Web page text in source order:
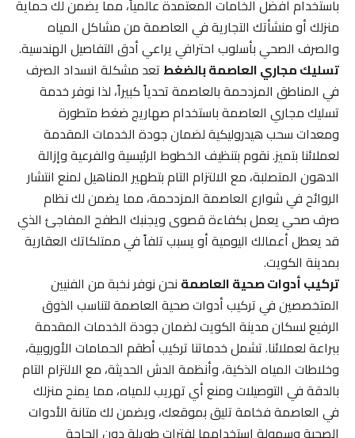
باستخدام أفضل الخامات المعتمدة عالمياً، مما يضمن لك حماية
منزلك أو منشأتك التجارية في العاصمة من مشاكل المياه
والصرف الصحي بأسلوب احترافي يراعي أدق التفاصيل الهندسية.
تسليك مجاري العاصمة بالضغطتعد مشكلة انسداد الصرف
في المناطق المزدحمة بالعاصمة تحدياً كبيراً، لذا نوفر خدمة
تسليك مجاري العاصمة باستخدام صهاريج ضغط متطورة
ومعدات سحب هيدروليكية لضمان جودة الخدمات المقدمة
لعملائنا بتميز. نقوم بتنظيف الخطوط الرئيسية والفرعية وإزالة
الدهون المتصلبة، مع الالتزام التام بتطهير المناهيل لمنع انتشار
الروائح في شوارع العاصمة المزدحمة، مما يضمن لك نظام
صرف صحي يعمل بكفاءة قصوى ويجنبك الطفح المفاجئ الذي
قد يعطل أعمالك اليومية أو يسبب تلفاً في ممتلكاتك العقارية
بمدينة الكويت.
تركيب أدوات صحية العاصمةنحن نوفر نخبة من الفنيين
المتخصصين في تركيب أدوات صحية العاصمة لتناسب الذوق
الرفيع لسكان مدينة الكويت لضمان جودة الخدمات المقدمة
ببراعة لعملائنا. تشمل خدماتنا تركيب أطقم الحمامات الأوروبية،
وخلاطات المياه الذكية، وأنظمة الدش الحديثة، مع الالتزام التام
بالدقة في التوصيلات ومنع أي تهريب للمياه، مما يمنح منزلك
في العاصمة فخامة تليق بموقعك، ويضمن لك متانة الأدوات
الصحية وسهولة استخدامها لفترات طويلة دون الحاجة